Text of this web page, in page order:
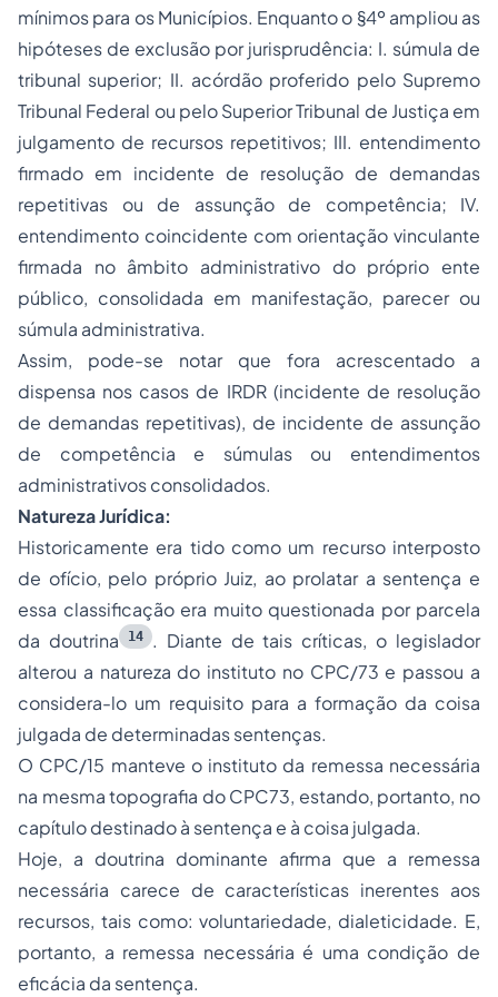
mínimos para os Municípios. Enquanto o §4º ampliou as
hipóteses de exclusão por jurisprudência: I. súmula de
tribunal superior; II. acórdão proferido pelo Supremo
Tribunal Federal ou pelo Superior Tribunal de Justiça em
julgamento de recursos repetitivos; III. entendimento
firmado em incidente de resolução de demandas
repetitivas ou de assunção de competência; IV.
entendimento coincidente com orientação vinculante
firmada no âmbito administrativo do próprio ente
público, consolidada em manifestação, parecer ou
súmula administrativa.
Assim, pode-se notar que fora acrescentado a
dispensa nos casos de IRDR (incidente de resolução
de demandas repetitivas), de incidente de assunção
de competência e súmulas ou entendimentos
administrativos consolidados.
Natureza Jurídica:
Historicamente era tido como um recurso interposto
de ofício, pelo próprio Juiz, ao prolatar a sentença e
essa classificação era muito questionada por parcela
da doutrina
14 . Diante de tais críticas, o legislador
alterou a natureza do instituto no CPC/73 e passou a
considera-lo um requisito para a formação da coisa
julgada de determinadas sentenças.
O CPC/15 manteve o instituto da remessa necessária
na mesma topografia do CPC73, estando, portanto, no
capítulo destinado à sentença e à coisa julgada.
Hoje, a doutrina dominante afirma que a remessa
necessária carece de características inerentes aos
recursos, tais como: voluntariedade, dialeticidade. E,
portanto, a remessa necessária é uma condição de
eficácia da sentença.